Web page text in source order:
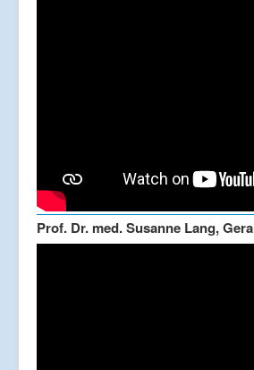
Prof. Dr. med. Susanne Lang, Gera